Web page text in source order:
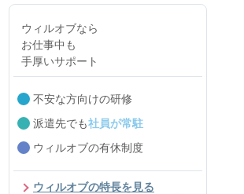
ウィルオブなら
お仕事中も
手厚いサポート
不安な方向けの研修
派遣先でも社員が常駐
ウィルオブの有休制度
ウィルオブの特長を見る